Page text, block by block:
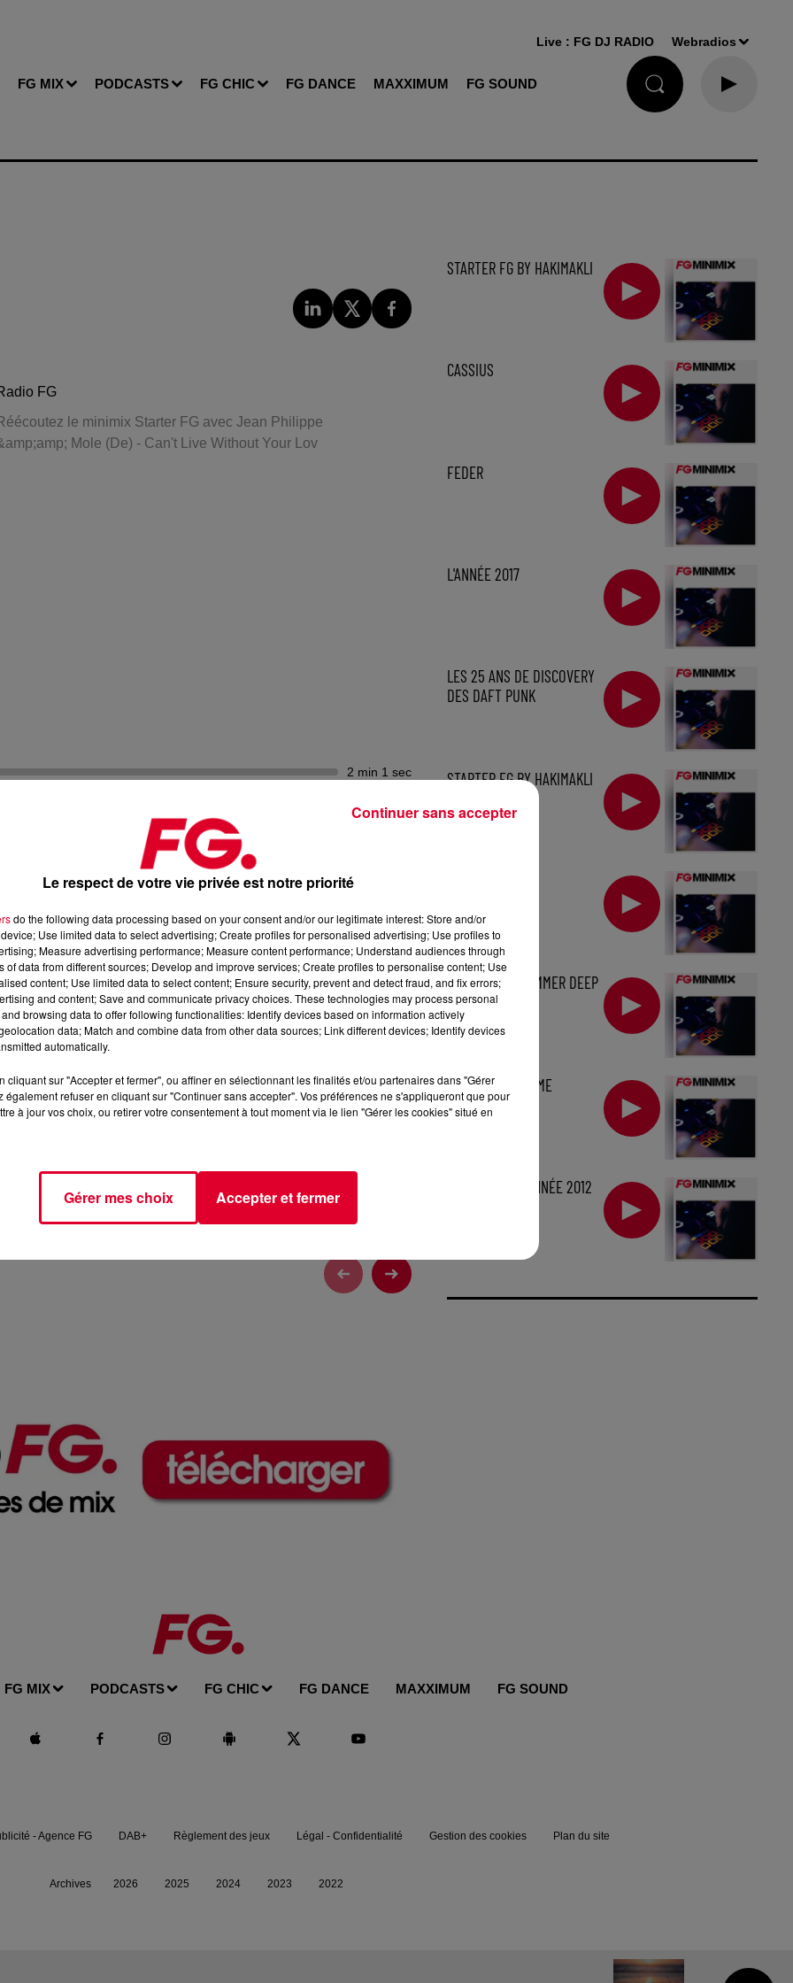
FG MIX PODCASTS FG CHIC FG DANCE MAXXIMUM FG SOUND
Live : FG DJ RADIO Webradios
FG
le minimix Starter FG avec Jean Philippe
Mole (De) - Can't Live Without Your Lov
2 min 1 sec
(De) - Can't Live Without Your Love / Tony Romera - Waste My
FG (IOShttps://urlz.fr/hhZx- Google Play
programmation house, deep, et électro
STARTER FG BY HAKIMAKLI
CASSIUS
FEDER
L'ANNÉE 2017
LES 25 ANS DE DISCOVERY
DES DAFT PUNK
STARTER FG BY HAKIMAKLI
MINIMIX FG : SUMMER DEEP
HOUSE
MINIMIX FG : MØME
MINIMIX FG : L'ANNÉE 2012
FG MIX PODCASTS FG CHIC FG DANCE MAXXIMUM FG SOUND
- Agence FG DAB+ Règlement des jeux Légal - Confidentialité Gestion des cookies Plan du site
Archives 2026 2025 2024 2023 2022
Le respect de votre vie privée est notre priorité
do the following data processing based on your consent and/or our legitimate interest: Store and/or
Use limited data to select advertising; Create profiles for personalised advertising; Use profiles to
Measure advertising performance; Measure content performance; Understand audiences through
of data from different sources; Develop and improve services; Create profiles to personalise content; Use
content; Use limited data to select content; Ensure security, prevent and detect fraud, and fix errors;
and content; Save and communicate privacy choices. These technologies may process personal
browsing data to offer following functionalities: Identify devices based on information actively
data; Match and combine data from other data sources; Link different devices; Identify devices
automatically.
cliquant sur "Accepter et fermer", ou affiner en sélectionnant les finalités et/ou partenaires dans "Gérer
également refuser en cliquant sur "Continuer sans accepter". Vos préférences ne s'appliqueront que pour
à jour vos choix, ou retirer votre consentement à tout moment via le lien "Gérer les cookies" situé en
Gérer mes choix Accepter et fermer
Continuer sans accepter